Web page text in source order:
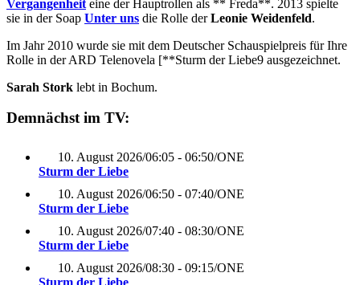
Vergangenheit eine der Hauptrollen als ** Freda**. 2013 spielte
sie in der Soap Unter uns die Rolle derLeonie Weidenfeld.
Im Jahr 2010 wurde sie mit dem Deutscher Schauspielpreis für Ihre
Rolle in der ARD Telenovela [**Sturm der Liebe9 ausgezeichnet.
Sarah Stork lebt in Bochum.
Demnächst im TV:
10. August 2026/06:05 - 06:50/ONE
Sturm der Liebe
10. August 2026/06:50 - 07:40/ONE
Sturm der Liebe
10. August 2026/07:40 - 08:30/ONE
Sturm der Liebe
10. August 2026/08:30 - 09:15/ONE